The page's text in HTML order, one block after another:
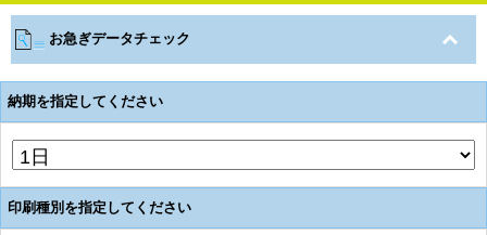
お急ぎデータチェック
納期を指定してください
印刷種別を指定してください